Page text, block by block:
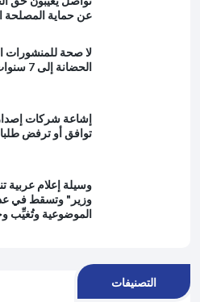
عن حماية المصلحة
لا صحة للمنشورات
الحضانة إلى 7 سنوات في الأردن
إشاعة شركات إصدار
توافق أو ترفض
وسيلة إعلام عربية
وزير" وتسقط في عدم
الموضوعية وتُغيِّب
التصنيفات